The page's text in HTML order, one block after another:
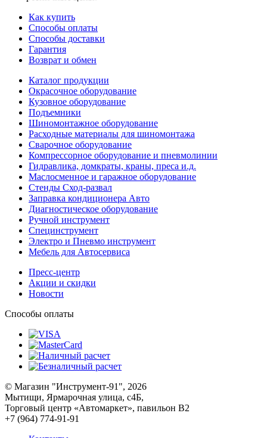
Как купить
Способы оплаты
Способы доставки
Гарантия
Возврат и обмен
Каталог продукции
Окрасочное оборудование
Кузовное оборудование
Подъемники
Шиномонтажное оборудование
Расходные материалы для шиномонтажа
Сварочное оборудование
Компрессорное оборудование и пневмолинии
Гидравлика, домкраты, краны, преса и.д.
Маслосменное и гаражное оборудование
Стенды Сход-развал
Заправка кондиционера Авто
Диагностическое оборудование
Ручной инструмент
Специнструмент
Электро и Пневмо инструмент
Мебель для Автосервиса
Пресс-центр
Акции и скидки
Новости
Способы оплаты
© Магазин "Инструмент-91", 2026
Мытищи, Ярмарочная улица, с4Б,
Торговый центр «Автомаркет», павильон В2
+7 (964) 774-91-91